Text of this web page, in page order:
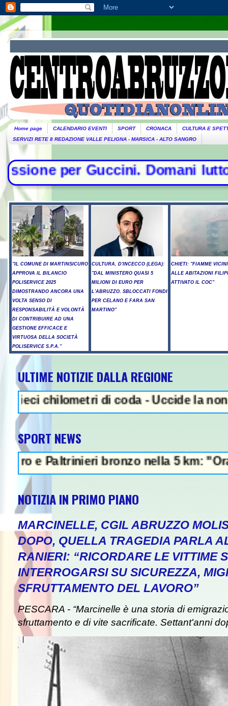
Home page CALENDARIO EVENTI SPORT CRONACA
CULTURA E
SERVIZI RETE 8 REDAZIONE VALLE PELIGNA - MARSICA - ALTO SANGRO
Domani lutto
"IL COMUNE DI MARTINSICURO
APPROVA IL BILANCIO
POLISERVICE 2025
DIMOSTRANDO ANCORA UNA
VOLTA SENSO DI
RESPONSABILITÀ E VOLONTÀ
DI CONTRIBUIRE AD UNA
GESTIONE EFFICACE E
VIRTUOSA DELLA SOCIETÀ
POLISERVICE S.P.A."
CULTURA, D'INCECCO (LEGA):
"DAL MINISTERO QUASI 5
MILIONI DI EURO PER
L'ABRUZZO. SBLOCCATI FONDI
PER CELANO E FARA SAN
MARTINO"
CHIETI: "FIAMME
ALLE ABITAZIONI
ATTIVATO IL COC"
ULTIME NOTIZIE DALLA REGIONE
di coda - Uccide la nonna a
SPORT NEWS
bronzo nella 5 km: "Ora ci
NOTIZIA IN PRIMO PIANO
MARCINELLE, CGIL ABRUZZO
DOPO, QUELLA TRAGEDIA PARLA
RANIERI: “RICORDARE LE VITTIME
INTERROGARSI SU SICUREZZA,
SFRUTTAMENTO DEL LAVORO”
PESCARA - “Marcinelle è una storia di
sfruttamento e di vite sacrificate. Settant'anni
NEWS IN EVIDENZA -